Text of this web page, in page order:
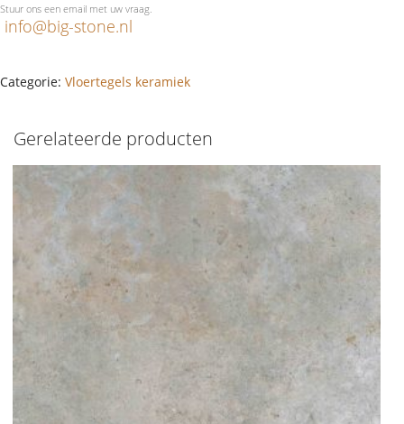
Stuur ons een email met uw vraag.
info@big-stone.nl
Categorie: Vloertegels keramiek
Gerelateerde producten